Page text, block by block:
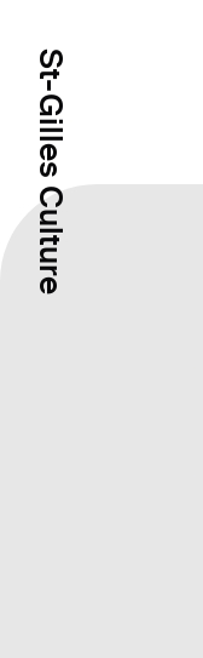
St-Gilles Culture